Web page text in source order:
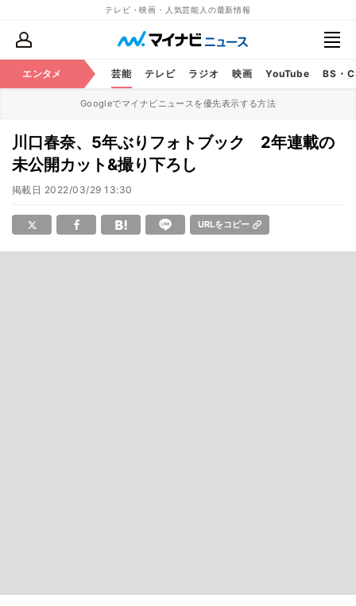
テレビ・映画・人気芸能人の最新情報
エンタメ 芸能 テレビ ラジオ 映画 YouTube BS・
Googleでマイナビニュースを優先表示する方法
川口春奈、5年ぶりフォトブック 2年連載の
未公開カット&撮り下ろし
掲載日 2022/03/29 13:30
URLをコピー